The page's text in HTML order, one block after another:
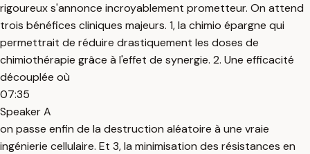
rigoureux s'annonce incroyablement prometteur. On attend
trois bénéfices cliniques majeurs. 1, la chimio épargne qui
permettrait de réduire drastiquement les doses de
chimiothérapie grâce à l'effet de synergie. 2. Une efficacité
découplée où
07:35
Speaker A
on passe enfin de la destruction aléatoire à une vraie
ingénierie cellulaire. Et 3, la minimisation des résistances en